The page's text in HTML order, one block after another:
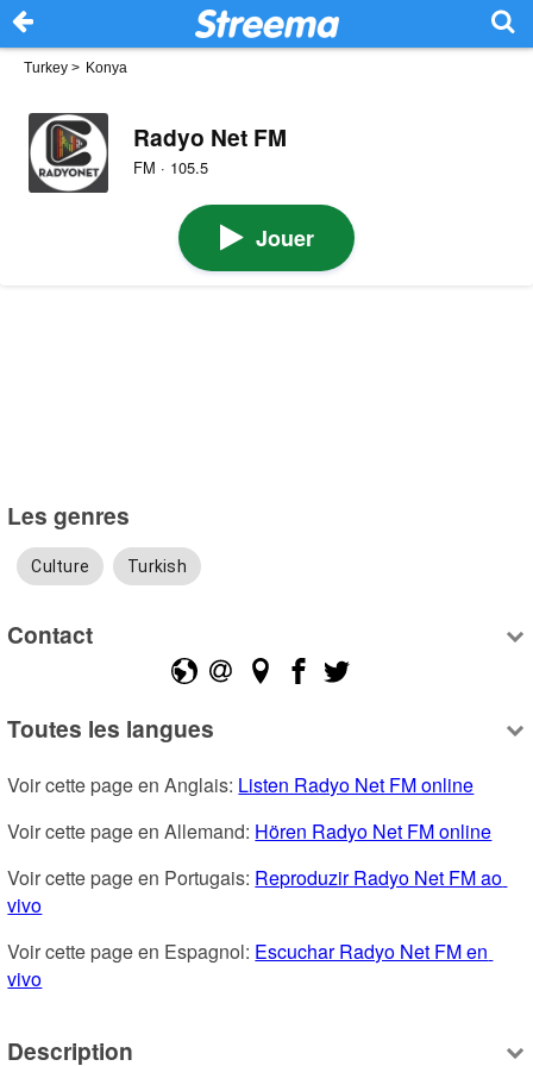
Turkey > Konya
Radyo Net FM
FM · 105.5
Jouer
Les genres
Culture Turkish
Contact
Toutes les langues
Voir cette page en Anglais: Listen Radyo Net FM online
Voir cette page en Allemand: Hören Radyo Net FM online
Voir cette page en Portugais: Reproduzir Radyo Net FM ao
vivo
Voir cette page en Espagnol: Escuchar Radyo Net FM en
vivo
Description